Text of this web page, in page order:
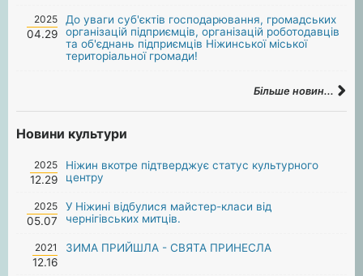
2025
04.29
До уваги суб'єктів господарювання, громадських
організацій підприємців, організацій роботодавців
та об'єднань підприємців Ніжинської міської
територіальної громади!
Більше новин...
Новини культури
2025
12.29
Ніжин вкотре підтверджує статус культурного
центру
2025
05.07
У Ніжині відбулися майстер-класи від
чернігівських митців.
2021
12.16
ЗИМА ПРИЙШЛА - СВЯТА ПРИНЕСЛА